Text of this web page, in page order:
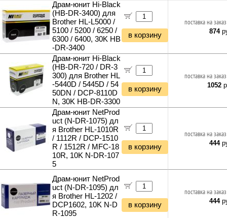
Драм-юнит Hi-Black
(HB-DR-3400) для
Brother HL-L5000 /
5100 / 5200 / 6250 /
6300 / 6400, 30K HB
-DR-3400
в корзину
поставка на
874
Драм-юнит Hi-Black
(HB-DR-720 / DR-3
300) для Brother HL
-5440D / 5445D / 54
50DN / DCP-8110D
N, 30K HB-DR-3300
в корзину
поставка на
1052
Драм-юнит NetProd
uct (N-DR-1075) дл
я Brother HL-1010R
/ 1112R / DCP-1510
R / 1512R / MFC-18
10R, 10K N-DR-107
5
в корзину
поставка на
444
Драм-юнит NetProd
uct (N-DR-1095) дл
я Brother HL-1202 /
DCP1602, 10K N-D
R-1095
в корзину
поставка на
444